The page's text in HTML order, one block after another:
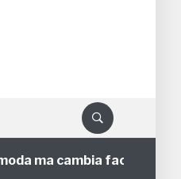
cambia faccia